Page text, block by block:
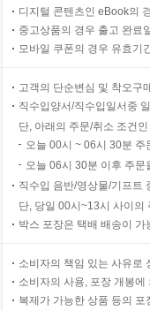
디지털 콘텐츠인 eBook의
중고상품의 경우 출고 완료
모바일 쿠폰의 경우 유효기
고객의 단순변심 및 착오구
직수입양서/직수입일서중
단, 아래의 주문/취소 조건
오늘 00시 ~ 06시 30분
오늘 06시 30분 이후 주
직수입 음반/영상물/기프트
단, 당일 00시~13시 사이의
박스 포장은 택배 배송이
소비자의 책임 있는 사유로
소비자의 사용, 포장 개봉
복제가 가능한 상품 등의